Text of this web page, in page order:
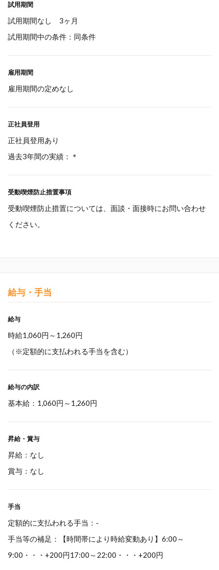
試用期間
試用期間なし 3ヶ月
試用期間中の条件：同条件
雇用期間
雇用期間の定めなし
正社員登用
正社員登用あり
過去3年間の実績：＊
受動喫煙防止措置事項
受動喫煙防止措置については、面談・面接時にお問い合わせ
ください。
給与・手当
給与
時給1,060円～1,260円
（※定額的に支払われる手当を含む）
給与の内訳
基本給：1,060円～1,260円
昇給・賞与
昇給：なし
賞与：なし
手当
定額的に支払われる手当：-
手当等の補足：【時間帯により時給変動あり】6:00～
9:00・・・+200円17:00～22:00・・・+200円